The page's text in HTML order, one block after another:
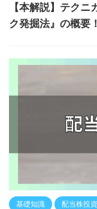
【本解説】テク
ク発掘法』の概要！
基礎知識 配当株投資